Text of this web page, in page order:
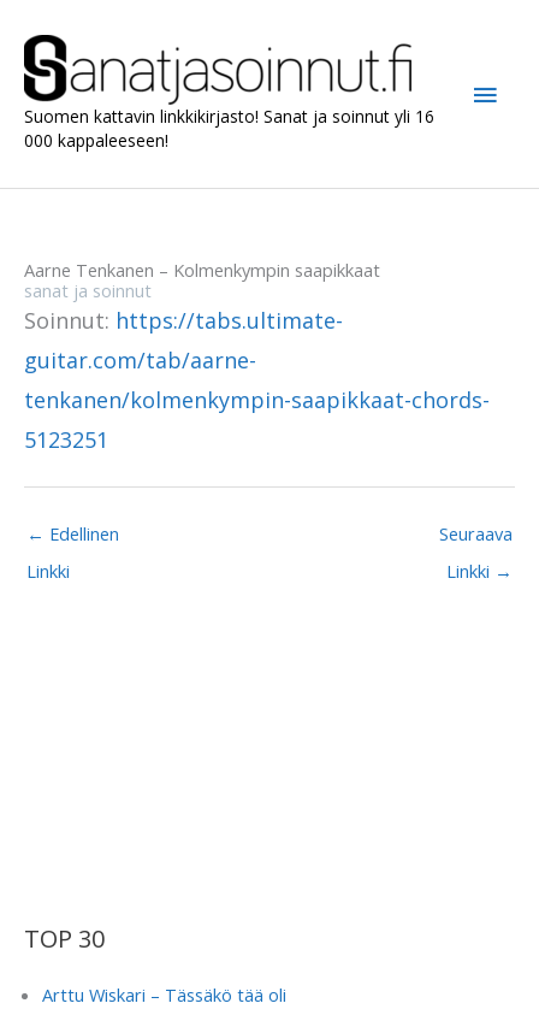
sisältöön
Suomen kattavin linkkikirjasto! Sanat ja soinnut yli 16
000 kappaleeseen!
Aarne Tenkanen – Kolmenkympin saapikkaat
sanat ja soinnut
Soinnut: https://tabs.ultimate-
guitar.com/tab/aarne-
tenkanen/kolmenkympin-saapikkaat-chords-
5123251
← Edellinen
Linkki
Seuraava
Linkki →
TOP 30
Arttu Wiskari – Tässäkö tää oli